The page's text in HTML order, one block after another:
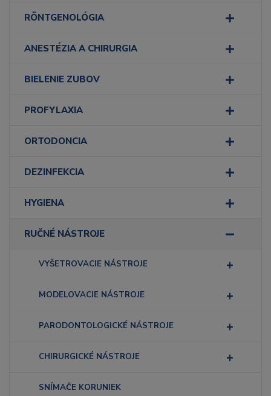
RÖNTGENOLÓGIA
ANESTÉZIA A CHIRURGIA
BIELENIE ZUBOV
PROFYLAXIA
ORTODONCIA
DEZINFEKCIA
HYGIENA
RUČNÉ NÁSTROJE
VYŠETROVACIE NÁSTROJE
MODELOVACIE NÁSTROJE
PARODONTOLOGICKÉ NÁSTROJE
CHIRURGICKÉ NÁSTROJE
SNÍMAČE KORUNIEK